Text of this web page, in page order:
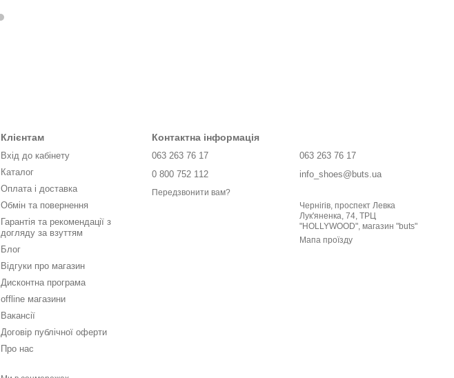
Клієнтам
Вхід до кабінету
Каталог
Оплата і доставка
Обмін та повернення
Гарантія та рекомендації з
догляду за взуттям
Блог
Відгуки про магазин
Дисконтна програма
offline магазини
Вакансії
Договір публічної оферти
Про нас
Контактна інформація
063 263 76 17
0 800 752 112
Передзвонити вам?
063 263 76 17
info_shoes@buts.ua
Чернігів, проспект Левка
Лук'яненка, 74, ТРЦ
"HOLLYWOOD", магазин "buts"
Мапа проїзду